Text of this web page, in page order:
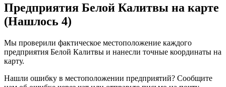
Предприятия Белой Калитвы на карте
(Нашлось 4)
Мы проверили фактическое местоположение каждого
предприятия Белой Калитвы и нанесли точные координаты на
карту.
Нашли ошибку в местоположении предприятий? Сообщите